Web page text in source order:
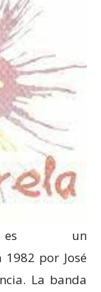
un
por José
La banda